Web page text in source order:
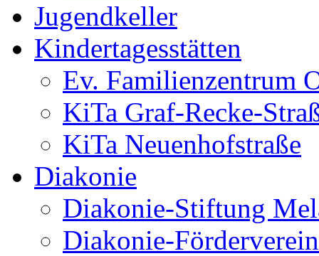
Jugendkeller
Kindertagesstätten
Ev. Familienzentrum
KiTa Graf-Recke-
KiTa Neuenhofstraße
Diakonie
Diakonie-Stiftung
Diakonie-